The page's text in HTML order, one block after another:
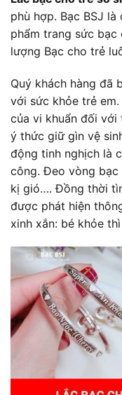
phù hợp. Bạc BSJ
phẩm trang sức bạc
lượng Bạc cho trẻ
Quý khách hàng đã
với sức khỏe trẻ
của vi khuẩn đối với
ý thức giữ gìn vệ
động tinh nghịch là
công. Đeo vòng bạc
kị gió…. Đồng thời
được phát hiện
xinh xắn: bé khỏe